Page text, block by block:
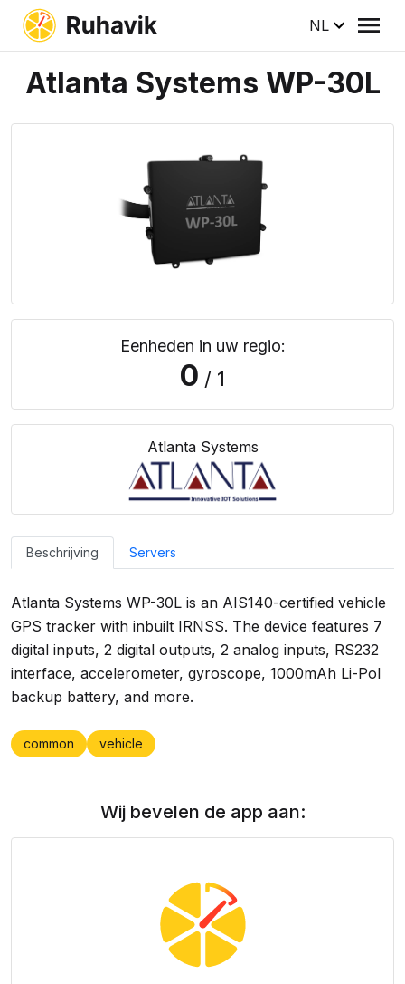
NL
Atlanta Systems WP-30L
Eenheden in uw regio:
0 / 1
Atlanta Systems
Beschrijving Servers
Atlanta Systems WP-30L is an AIS140-certified vehicle
GPS tracker with inbuilt IRNSS. The device features 7
digital inputs, 2 digital outputs, 2 analog inputs, RS232
interface, accelerometer, gyroscope, 1000mAh Li-Pol
backup battery, and more.
common vehicle
Wij bevelen de app aan: